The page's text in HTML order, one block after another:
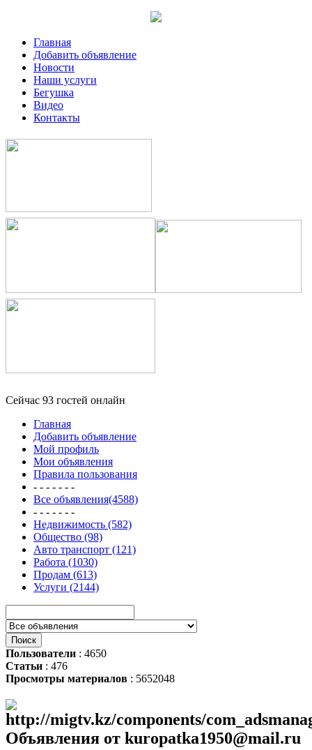
Главная
Добавить объявление
Новости
Наши услуги
Бегушка
Видео
Контакты
Сейчас 93 гостей онлайн
Главная
Добавить объявление
Мой профиль
Мои объявления
Правила пользования
- - - - - - -
Все объявления(4588)
- - - - - - -
Недвижимость (582)
Общество (98)
Авто транспорт (121)
Работа (1030)
Продам (613)
Услуги (2144)
Пользователи : 4650
Статьи : 476
Просмотры материалов : 5652048
Объявления от kuropatka1950@mail.ru